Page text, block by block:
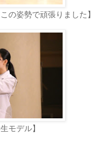
の姿勢で頑張りました】
モデル】